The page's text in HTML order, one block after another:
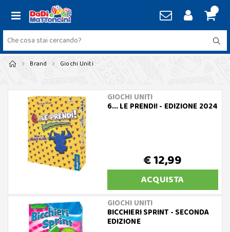
Brand Giochi Uniti
GIOCHI UNITI
6... LE PRENDI! - EDIZIONE 2024
€ 12,99
ACQUISTA
GIOCHI UNITI
BICCHIERI SPRINT - SECONDA
EDIZIONE